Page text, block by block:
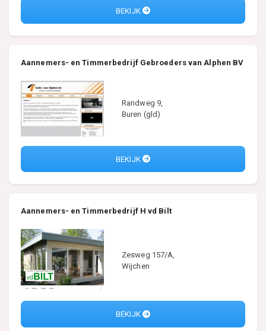
BEKIJK
Aannemers- en Timmerbedrijf Gebroeders van Alphen BV
Randweg 9,
Buren (gld)
BEKIJK
Aannemers- en Timmerbedrijf H vd Bilt
Zesweg 157/A,
Wijchen
BEKIJK